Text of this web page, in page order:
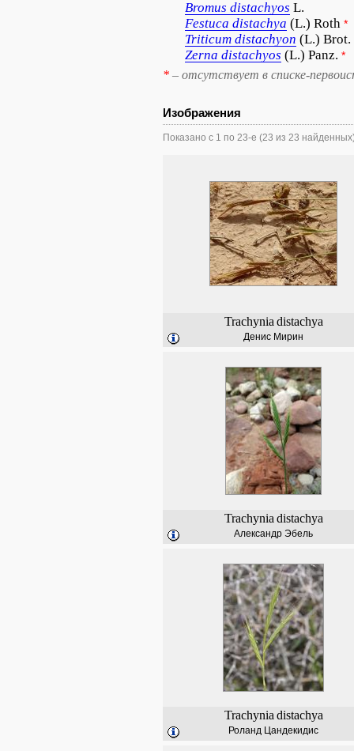
Bromus distachyos L.
Festuca distachya (L.) Roth *
Triticum distachyon (L.) Brot.
Zerna distachyos (L.) Panz. *
* – отсутствует в списке-
Изображения
Показано с 1 по 23-е (23 из 23
Trachynia distachya
Денис Мирин
Trachynia distachya
Александр Эбель
Trachynia distachya
Роланд Цандекидис